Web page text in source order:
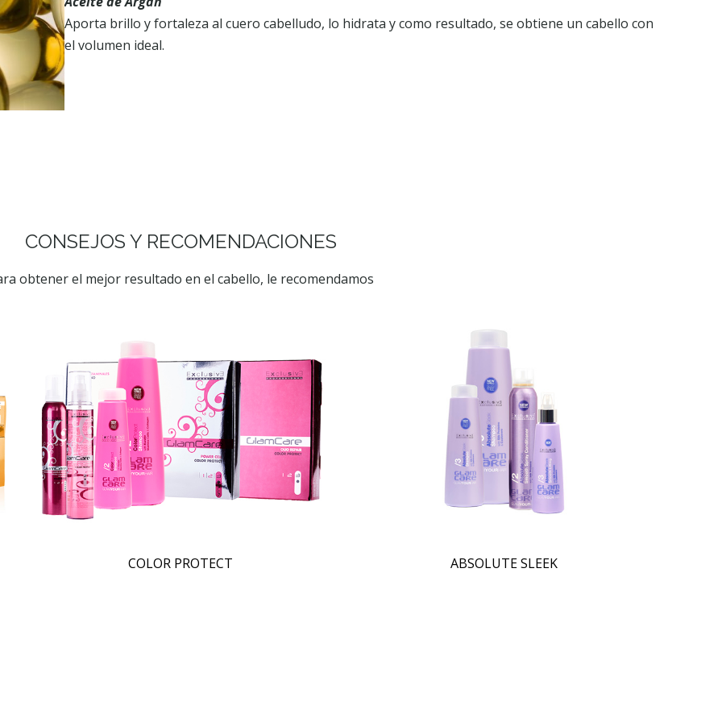
Aporta brillo y fortaleza al cuero cabelludo, lo hidrata y como resultado, se obtiene un cabello con
el volumen ideal.
CONSEJOS Y RECOMENDACIONES
obtener el mejor resultado en el cabello, le recomendamos
COLOR PROTECT ABSOLUTE SLEEK